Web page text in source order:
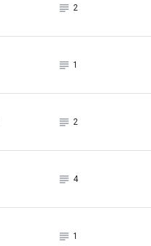
subject_black
2
subject_black
1
subject_black
2
subject_black
4
subject_black
1